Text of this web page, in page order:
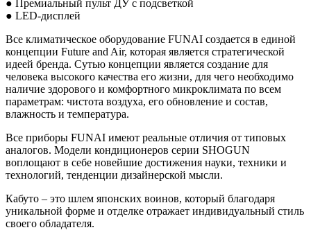
● Премиальный пульт ДУ с подсветкой
● LED-дисплей
Все климатическое оборудование FUNAI создается в единой
концепции Future and Air, которая является стратегической
идеей бренда. Сутью концепции является создание для
человека высокого качества его жизни, для чего необходимо
наличие здорового и комфортного микроклимата по всем
параметрам: чистота воздуха, его обновление и состав,
влажность и температура.
Все приборы FUNAI имеют реальные отличия от типовых
аналогов. Модели кондиционеров серии SHOGUN
воплощают в себе новейшие достижения науки, техники и
технологий, тенденции дизайнерской мысли.
Кабуто – это шлем японских воинов, который благодаря
уникальной форме и отделке отражает индивидуальный стиль
своего обладателя.